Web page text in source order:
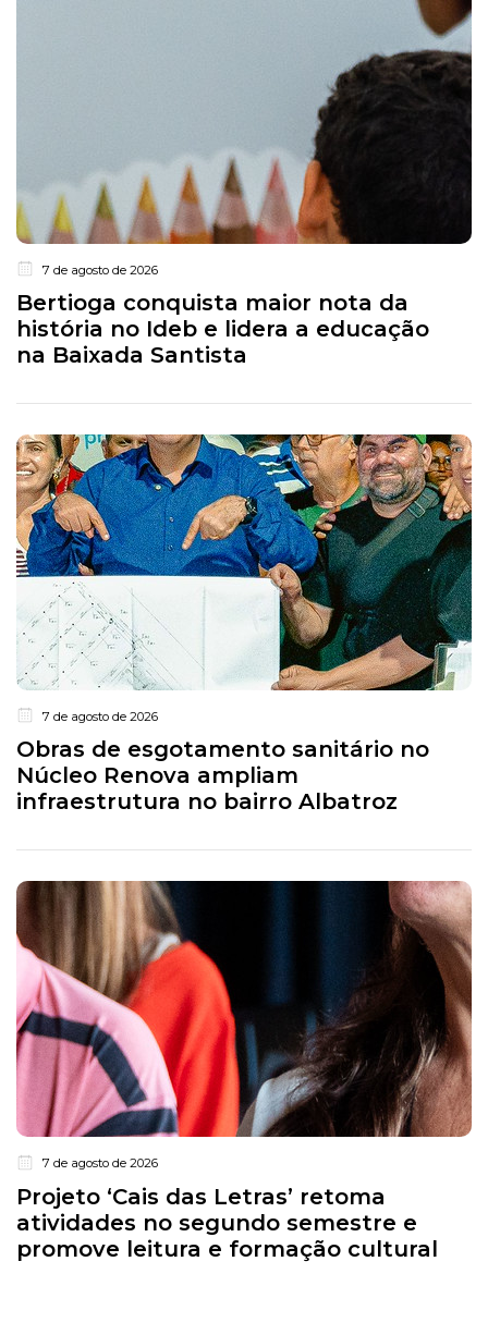
7 de agosto de 2026
Bertioga conquista maior nota da
história no Ideb e lidera a educação
na Baixada Santista
7 de agosto de 2026
Obras de esgotamento sanitário no
Núcleo Renova ampliam
infraestrutura no bairro Albatroz
7 de agosto de 2026
Projeto ‘Cais das Letras’ retoma
atividades no segundo semestre e
promove leitura e formação cultural